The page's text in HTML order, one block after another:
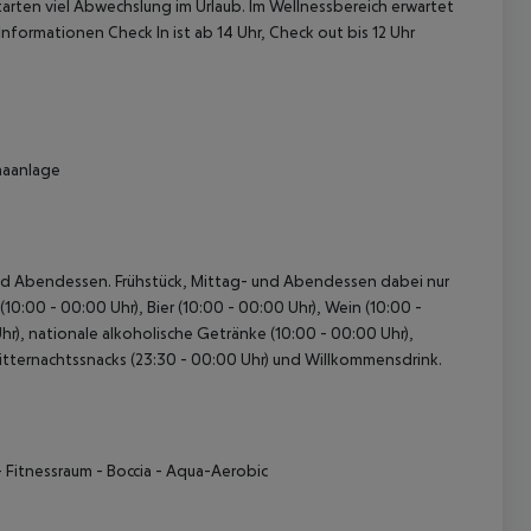
viel Abwechslung im Urlaub. Im Wellnessbereich erwartet
Check In ist ab 14 Uhr, Check out bis 12 Uhr
Abendessen. Frühstück, Mittag- und Abendessen dabei nur
- 00:00 Uhr), Bier (10:00 - 00:00 Uhr), Wein (10:00 -
nationale alkoholische Getränke (10:00 - 00:00 Uhr),
(23:30 - 00:00 Uhr) und Willkommensdrink.
Fitnessraum - Boccia - Aqua-Aerobic